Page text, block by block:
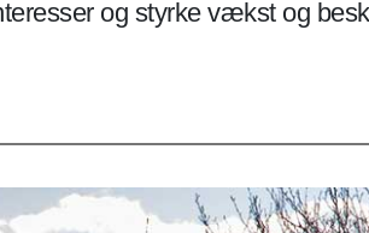
og styrke vækst og